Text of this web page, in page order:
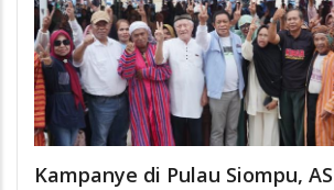
Kampanye di Pulau Siompu,